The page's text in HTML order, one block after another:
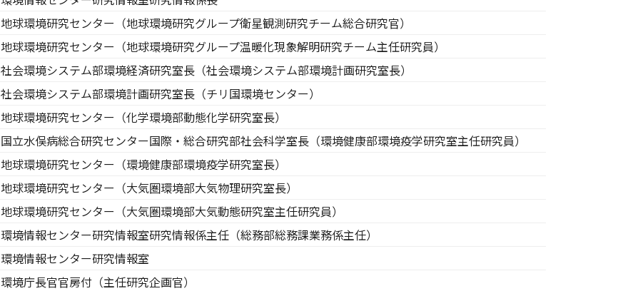
地球環境研究センター（地球環境研究グループ衛星観測研究チーム総合研究官）
地球環境研究センター（地球環境研究グループ温暖化現象解明研究チーム主任研究員）
社会環境システム部環境経済研究室長（社会環境システム部環境計画研究室長）
社会環境システム部環境計画研究室長（チリ国環境センター）
地球環境研究センター（化学環境部動態化学研究室長）
国立水俣病総合研究センター国際・総合研究部社会科学室長（環境健康部環境疫学研究室主任研究員）
地球環境研究センター（環境健康部環境疫学研究室長）
地球環境研究センター（大気圏環境部大気物理研究室長）
地球環境研究センター（大気圏環境部大気動態研究室主任研究員）
環境情報センター研究情報室研究情報係主任（総務部総務課業務係主任）
環境情報センター研究情報室
環境庁長官官房付（主任研究企画官）